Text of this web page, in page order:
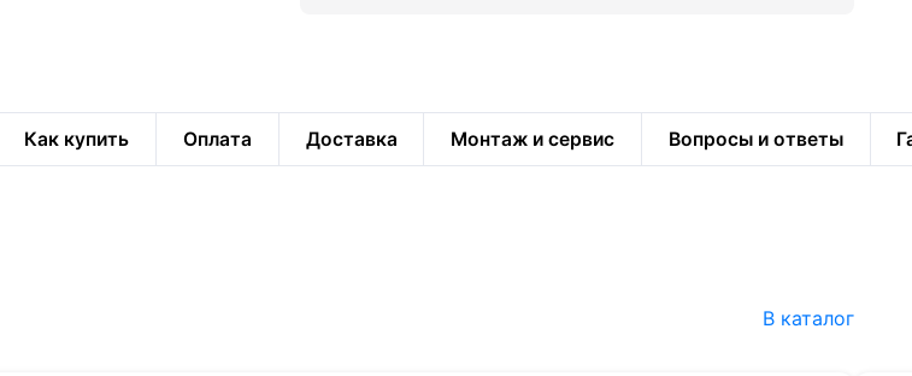
Как купить Оплата Доставка Монтаж и сервис Вопросы и ответы
В каталог